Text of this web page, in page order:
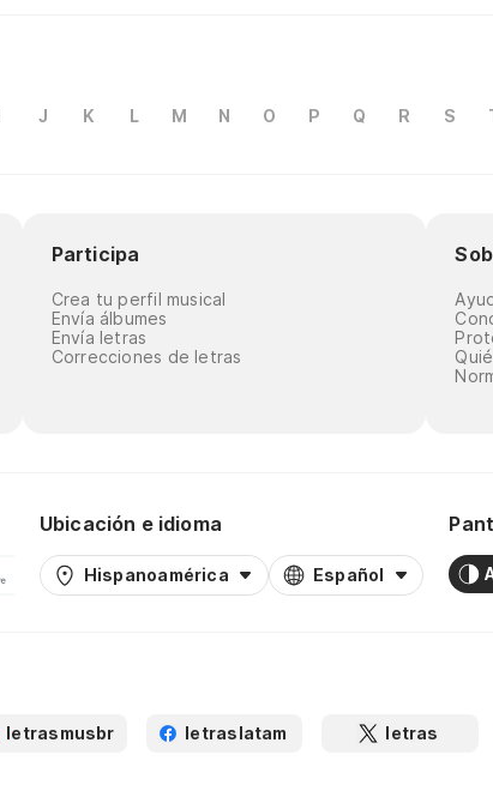
J K L M N O P Q R S
Participa
Crea tu perfil musical
Envía álbumes
Envía letras
Correcciones de letras
Ubicación e idioma
Hispanoamérica Español
letrasmusbr letraslatam letras